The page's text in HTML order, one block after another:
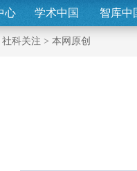
心 学术中国 智库中
社科关注 > 本网原创